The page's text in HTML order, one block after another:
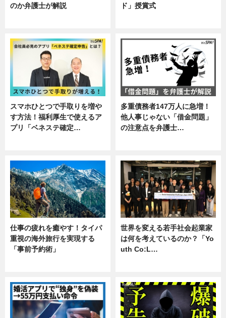
のか弁護士が解説
ド」授賞式
スマホひとつで手取りを増や
す方法！福利厚生で使えるア
プリ「ベネステ確定…
多重債務者147万人に急増！
他人事じゃない「借金問題」
の注意点を弁護士…
仕事の疲れを癒やす！タイパ
重視の海外旅行を実現する
「事前予約術」
世界を変える若手社会起業家
は何を考えているのか？「Yo
uth Co:L…